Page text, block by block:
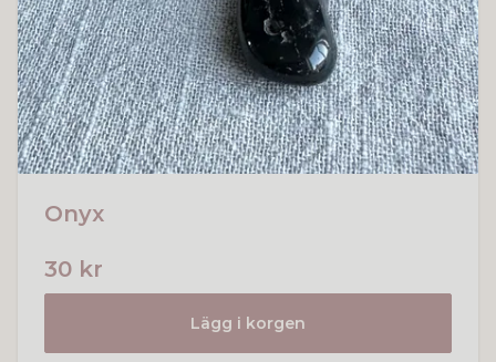
Onyx
30 kr
Lägg i korgen